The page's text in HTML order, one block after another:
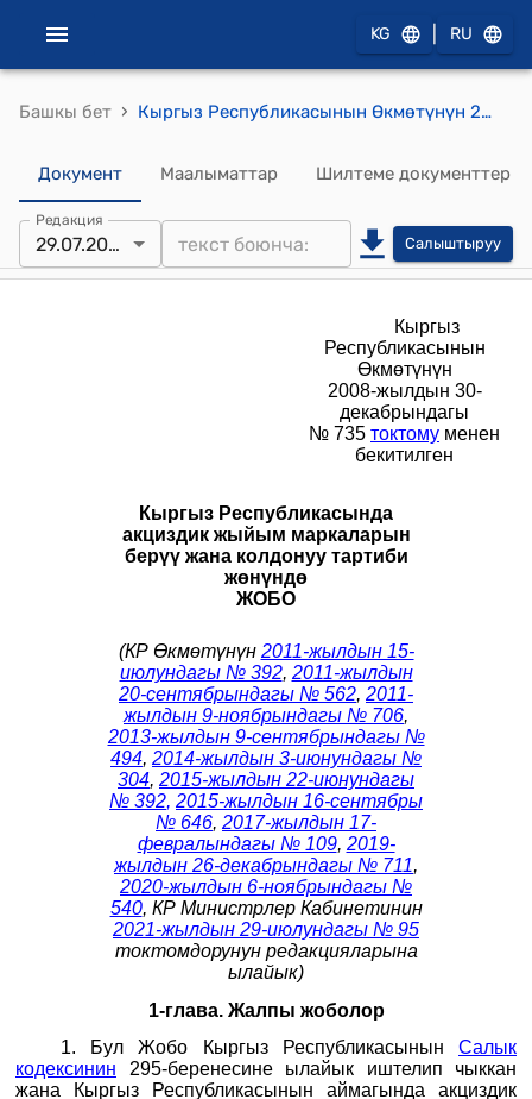
KG RU
Башкы бет › Кыргыз Республикасынын Өкмөтүнүн 2008-жылдын 30-декабрындагы № 735 токтому менен бекитилген "Кыргыз Республикасында акциздик жыйым маркаларын берүү жана колдонуу тартиби жөнүндө"жобосу
Документ Маалыматтар Шилтеме документтер
Редакция
29.07.2021 Салыштыруу